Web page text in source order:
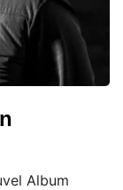
Album